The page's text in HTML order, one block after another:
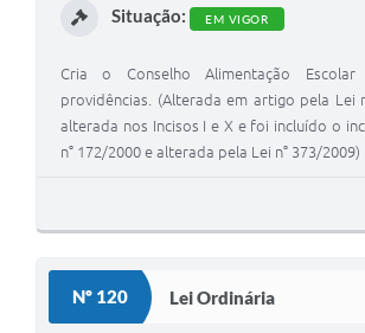
Situação: EM VIGOR
Cria o Conselho Alimentação
providências. (Alterada em artigo pela Lei
alterada nos Incisos I e X e foi incluído o
n° 172/2000 e alterada pela Lei n° 373/2009)
Nº 120 Lei Ordinária